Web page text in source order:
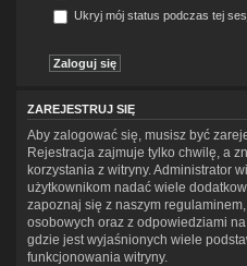
Ukryj mój status podczas tej
ZAREJESTRUJ SIĘ
Aby zalogować się, musisz być
Rejestracja zajmuje tylko chwilę, a
korzystania z witryny. Administrator
użytkownikom nadać wiele
zapoznaj się z naszym
osobowych oraz z odpowiedziami
gdzie jest wyjaśnionych wiele
funkcjonowania witryny.